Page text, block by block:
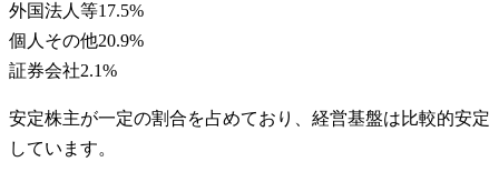
外国法人等17.5%
個人その他20.9%
証券会社2.1%
安定株主が一定の割合を占めており、経営基盤は比較的安定
しています。